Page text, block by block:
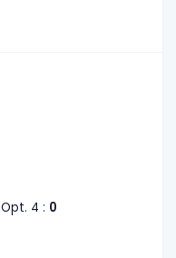
Opt. 4 : 0